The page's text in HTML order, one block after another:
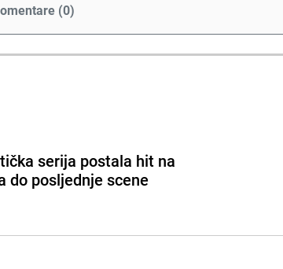
(0)
serija postala hit na
do posljednje scene